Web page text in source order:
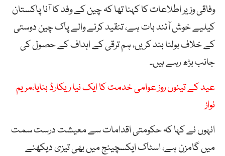
وفاقی وزیر اطلاعات کا کہنا تھا کہ چین کے وفد کا آنا پاکستان
کیلیے خوش آئند بات ہے، تنقید کرنے والے پاک چین دوستی
کے خلاف بولنا بند کریں، ہم ترقی کے اہداف کے حصول کی
جانب بڑھ رہے ہیں۔
عید کے تینوں روز عوامی خدمت کا ایک نیا ریکارڈ بنایا،مریم
نواز
انہوں نے کہا کہ حکومتی اقدامات سے معیشت درست سمت
میں گامزن ہے، اسٹاک ایکسچینج میں بھی تیزی دیکھنے